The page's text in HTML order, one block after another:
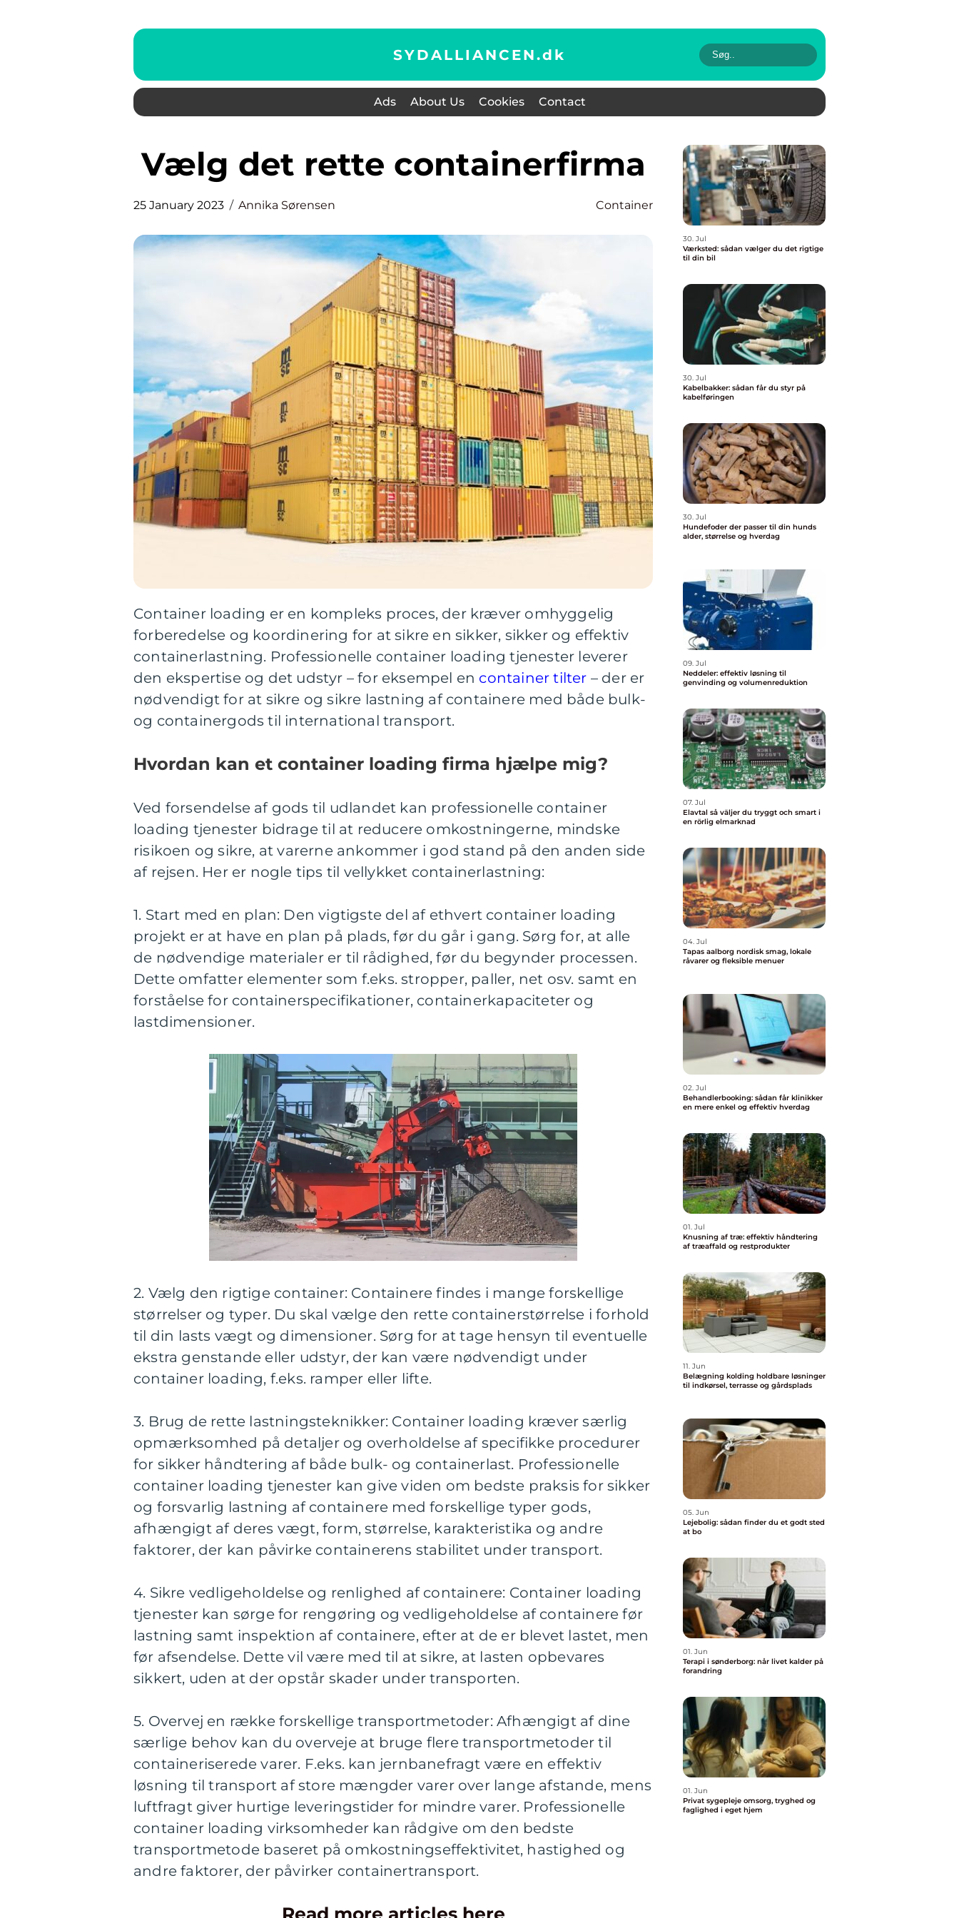
SYDALLIANCEN.dk
Ads About Us Cookies Contact
Vælg det rette containerfirma
25 January 2023 Annika Sørensen Container
Container loading er en kompleks proces, der kræver omhyggelig
forberedelse og koordinering for at sikre en sikker, sikker og effektiv
containerlastning. Professionelle container loading tjenester leverer
den ekspertise og det udstyr – for eksempel en container tilter – der er
nødvendigt for at sikre og sikre lastning af containere med både bulk-
og containergods til international transport.
Hvordan kan et container loading firma hjælpe mig?
Ved forsendelse af gods til udlandet kan professionelle container
loading tjenester bidrage til at reducere omkostningerne, mindske
risikoen og sikre, at varerne ankommer i god stand på den anden side
af rejsen. Her er nogle tips til vellykket containerlastning:
1. Start med en plan: Den vigtigste del af ethvert container loading
projekt er at have en plan på plads, før du går i gang. Sørg for, at alle
de nødvendige materialer er til rådighed, før du begynder processen.
Dette omfatter elementer som f.eks. stropper, paller, net osv. samt en
forståelse for containerspecifikationer, containerkapaciteter og
lastdimensioner.
2. Vælg den rigtige container: Containere findes i mange forskellige
størrelser og typer. Du skal vælge den rette containerstørrelse i forhold
til din lasts vægt og dimensioner. Sørg for at tage hensyn til eventuelle
ekstra genstande eller udstyr, der kan være nødvendigt under
container loading, f.eks. ramper eller lifte.
3. Brug de rette lastningsteknikker: Container loading kræver særlig
opmærksomhed på detaljer og overholdelse af specifikke procedurer
for sikker håndtering af både bulk- og containerlast. Professionelle
container loading tjenester kan give viden om bedste praksis for sikker
og forsvarlig lastning af containere med forskellige typer gods,
afhængigt af deres vægt, form, størrelse, karakteristika og andre
faktorer, der kan påvirke containerens stabilitet under transport.
4. Sikre vedligeholdelse og renlighed af containere: Container loading
tjenester kan sørge for rengøring og vedligeholdelse af containere før
lastning samt inspektion af containere, efter at de er blevet lastet, men
før afsendelse. Dette vil være med til at sikre, at lasten opbevares
sikkert, uden at der opstår skader under transporten.
5. Overvej en række forskellige transportmetoder: Afhængigt af dine
særlige behov kan du overveje at bruge flere transportmetoder til
containeriserede varer. F.eks. kan jernbanefragt være en effektiv
løsning til transport af store mængder varer over lange afstande, mens
luftfragt giver hurtige leveringstider for mindre varer. Professionelle
container loading virksomheder kan rådgive om den bedste
transportmetode baseret på omkostningseffektivitet, hastighed og
andre faktorer, der påvirker containertransport.
Read more articles here
30. Jul
Værksted: sådan vælger du det rigtige
til din bil
30. Jul
Kabelbakker: sådan får du styr på
kabelføringen
30. Jul
Hundefoder der passer til din hunds
alder, størrelse og hverdag
09. Jul
Neddeler: effektiv løsning til
genvinding og volumenreduktion
07. Jul
Elavtal så väljer du tryggt och smart i
en rörlig elmarknad
04. Jul
Tapas aalborg nordisk smag, lokale
råvarer og fleksible menuer
02. Jul
Behandlerbooking: sådan får klinikker
en mere enkel og effektiv hverdag
01. Jul
Knusning af træ: effektiv håndtering
af træaffald og restprodukter
11. Jun
Belægning kolding holdbare løsninger
til indkørsel, terrasse og gårdsplads
05. Jun
Lejebolig: sådan finder du et godt sted
at bo
01. Jun
Terapi i sønderborg: når livet kalder på
forandring
01. Jun
Privat sygepleje omsorg, tryghed og
faglighed i eget hjem